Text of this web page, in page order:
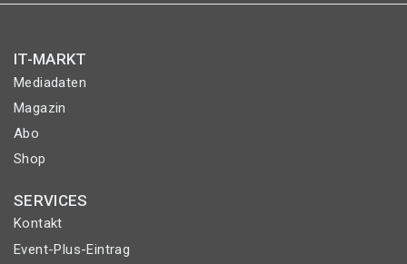
IT-MARKT
Mediadaten
Magazin
Abo
Shop
SERVICES
Kontakt
Event-Plus-Eintrag